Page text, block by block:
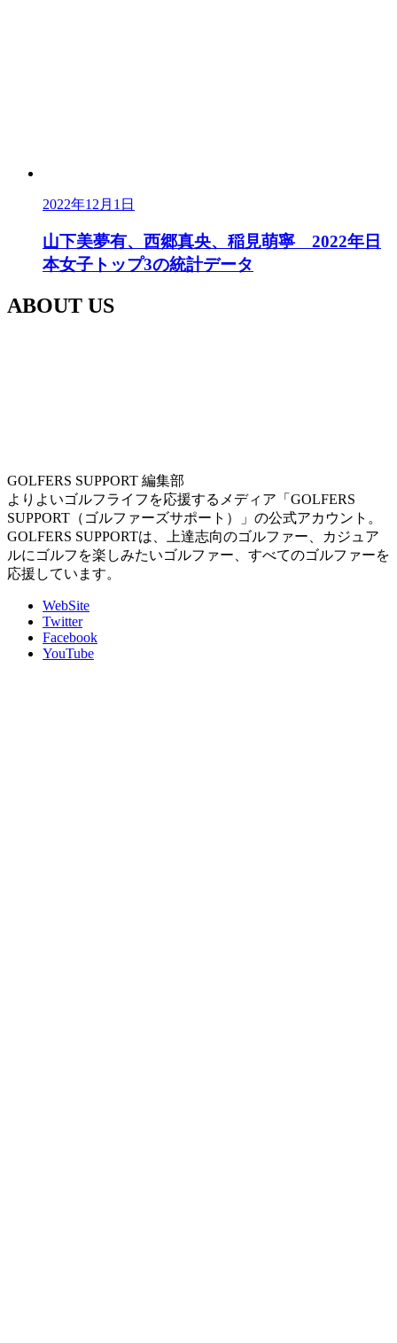
2022年12月1日
山下美夢有、西郷真央、稲見萌寧 2022年日
本女子トップ3の統計データ
ABOUT US
GOLFERS SUPPORT 編集部
よりよいゴルフライフを応援するメディア「GOLFERS
SUPPORT（ゴルファーズサポート）」の公式アカウント。
GOLFERS SUPPORTは、上達志向のゴルファー、カジュア
ルにゴルフを楽しみたいゴルファー、すべてのゴルファーを
応援しています。
WebSite
Twitter
Facebook
YouTube